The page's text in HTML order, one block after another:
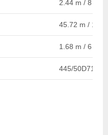
2.44 m / 8 ft
45.72 m / 150
1.68 m / 6 ft
445/50D710